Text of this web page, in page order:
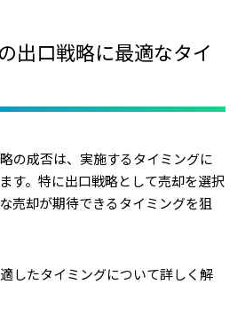
出口戦略に最適なタイ
の成否は、実施するタイミングに
す。特に出口戦略として売却を選択
売却が期待できるタイミングを狙
したタイミングについて詳しく解